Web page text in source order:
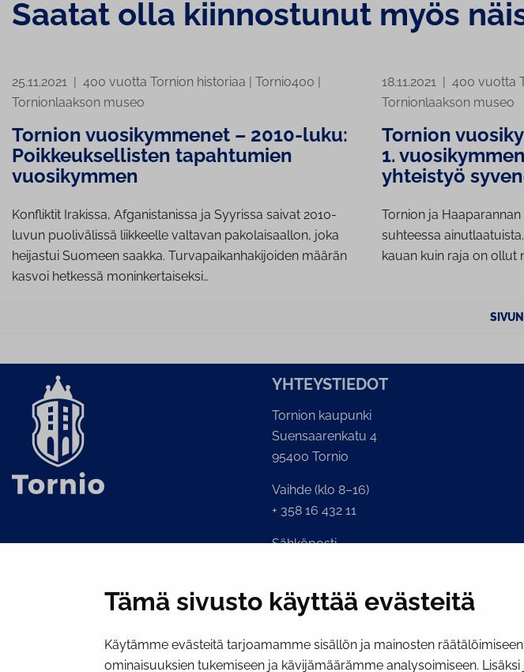
Tämä sivusto käyttää evästeitä
Käytämme evästeitä tarjoamamme sisällön ja mainosten
ominaisuuksien tukemiseen ja kävijämäärämme analysoimiseen.
Saatat olla kiinnostunut myös
25.11.2021 | 400 vuotta Tornion historiaa | Tornio400 |
Tornionlaakson museo
Tornion vuosikymmenet – 2010-luku:
Poikkeuksellisten tapahtumien
vuosikymmen
Konfliktit Irakissa, Afganistanissa ja Syyrissa saivat 2010-
luvun puolivälissä liikkeelle valtavan pakolaisaallon, joka
heijastui Suomeen saakka. Turvapaikanhakijoiden määrän
kasvoi hetkessä moninkertaiseksi…
18.11.2021 | 400 vuotta
Tornionlaakson museo
Tornion
1.
yhteistyö
Tornion ja
suhteessa
kauan kuin raja on ollut
YH­TEYS­TIE­DOT
Tornion kaupunki
Suensaarenkatu 4
95400 Tornio
Vaihde (klo 8–16)
+ 358 16 432 11
Sähköposti